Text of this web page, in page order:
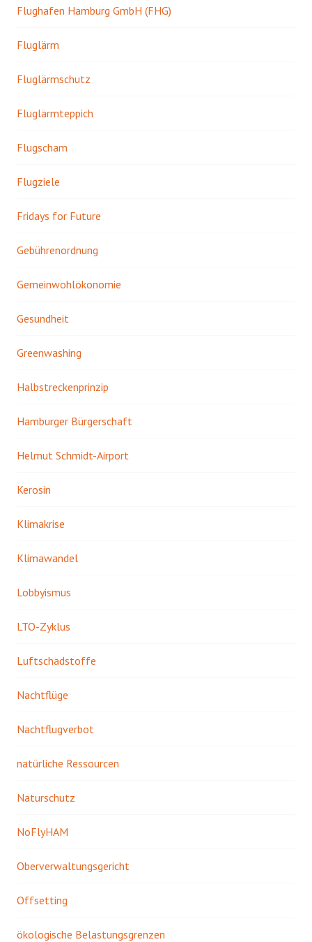
Flughafen Hamburg GmbH (FHG)
Fluglärm
Fluglärmschutz
Fluglärmteppich
Flugscham
Flugziele
Fridays for Future
Gebührenordnung
Gemeinwohlökonomie
Gesundheit
Greenwashing
Halbstreckenprinzip
Hamburger Bürgerschaft
Helmut Schmidt-Airport
Kerosin
Klimakrise
Klimawandel
Lobbyismus
LTO-Zyklus
Luftschadstoffe
Nachtflüge
Nachtflugverbot
natürliche Ressourcen
Naturschutz
NoFlyHAM
Oberverwaltungsgericht
Offsetting
ökologische Belastungsgrenzen